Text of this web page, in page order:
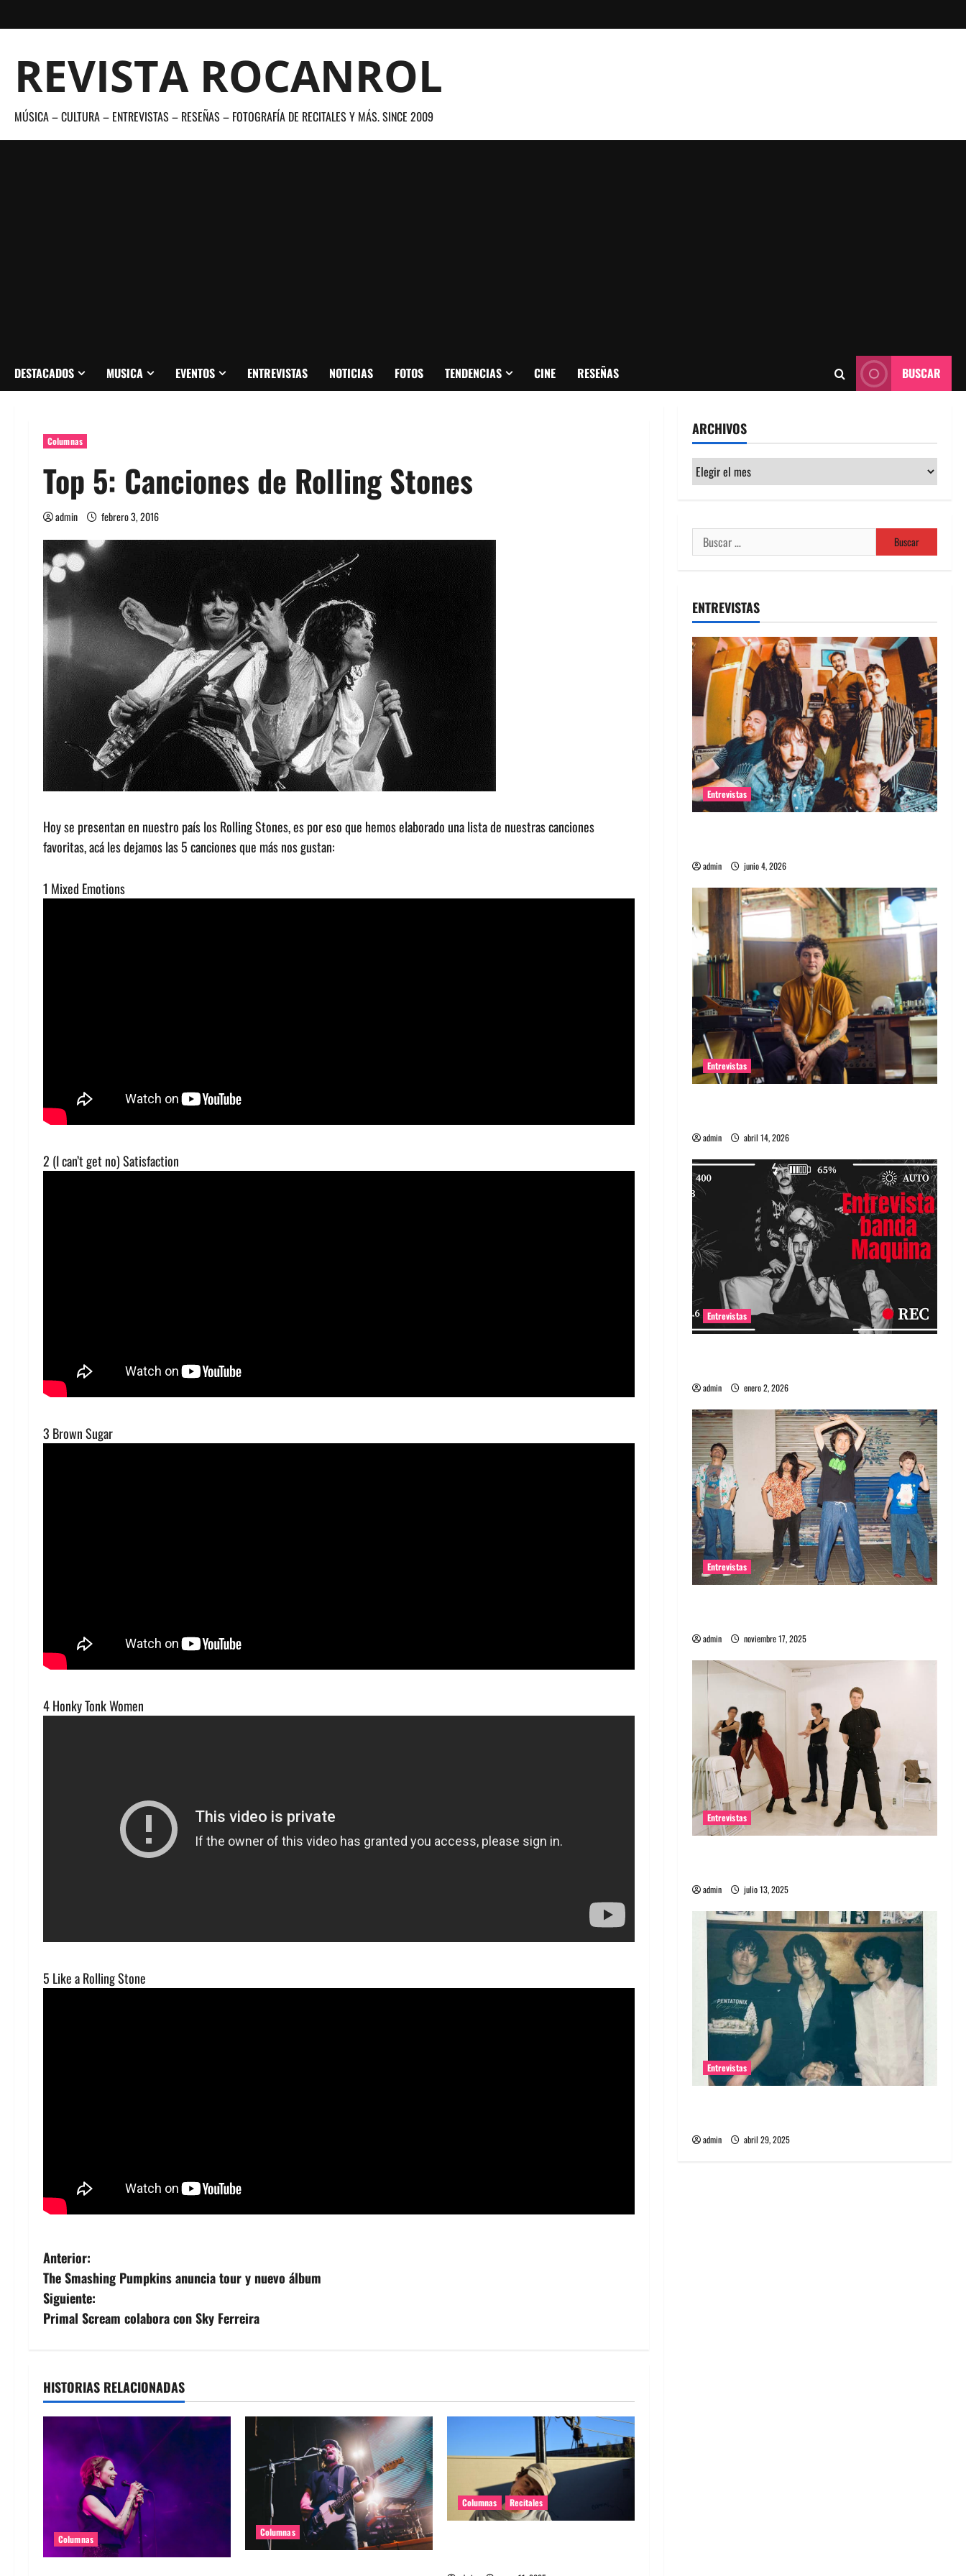
al
REVISTA ROCANROL
MÚSICA – CULTURA – ENTREVISTAS – RESEÑAS – FOTOGRAFÍA DE RECITALES Y MÁS. SINCE 2009
DESTACADOS MUSICA EVENTOS ENTREVISTAS NOTICIAS FOTOS TENDENCIAS CINE RESEÑAS BUSCAR
Columnas
Top 5: Canciones de Rolling Stones
admin febrero 3, 2016
Hoy se presentan en nuestro país los Rolling Stones, es por eso que hemos elaborado una lista de nuestras canciones
favoritas, acá les dejamos las 5 canciones que más nos gustan:
1 Mixed Emotions
2 (I can’t get no) Satisfaction
3 Brown Sugar
4 Honky Tonk Women
5 Like a Rolling Stone
N
a
v
g
a
c
n
d
Anterior:
The Smashing Pumpkins anuncia tour y nuevo álbum
Siguiente:
Primal Scream colabora con Sky Ferreira
HISTORIAS RELACIONADAS
Columnas
Columnas
Columnas Recitales
ARCHIVOS
Archivos
Buscar:
ENTREVISTAS
Entrevistas
admin junio 4, 2026
Entrevistas
admin abril 14, 2026
Entrevistas
admin enero 2, 2026
Entrevistas
admin noviembre 17, 2025
Entrevistas
admin julio 13, 2025
Entrevistas
admin abril 29, 2025